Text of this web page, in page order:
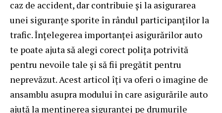
caz de accident, dar contribuie și la asigurarea
unei siguranțe sporite în rândul participanților la
trafic. Înțelegerea importanței asigurărilor auto
te poate ajuta să alegi corect polița potrivită
pentru nevoile tale și să fii pregătit pentru
neprevăzut. Acest articol îți va oferi o imagine de
ansamblu asupra modului în care asigurările auto
ajută la menținerea siguranței pe drumurile